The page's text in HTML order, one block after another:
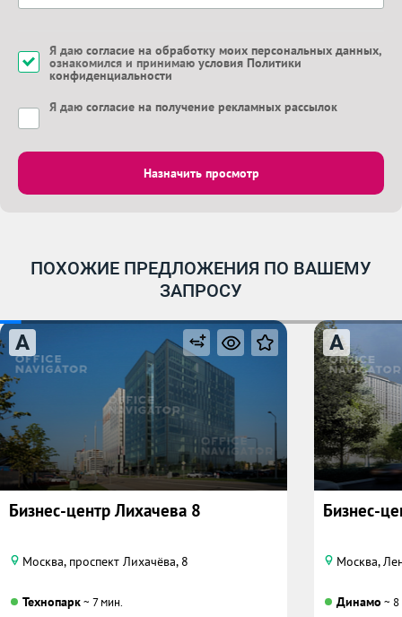
Я даю согласие на обработку моих персональных данных,
ознакомился и принимаю условия Политики
конфиденциальности
Я даю согласие на получение рекламных рассылок
Назначить просмотр
ПОХОЖИЕ ПРЕДЛОЖЕНИЯ ПО ВАШЕМУ
ЗАПРОСУ
A
Бизнес-центр Лихачева 8
Москва, проспект Лихачёва, 8
Технопарк~ 7 мин.
A
Бизнес-
Москва,
Динамо ~